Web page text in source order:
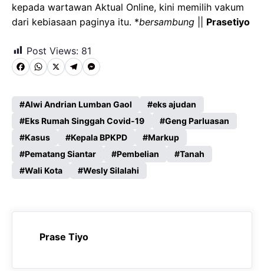
kepada wartawan Aktual Online, kini memilih vakum
dari kebiasaan paginya itu. *bersambung Prasetiyo
Post Views: 81
F
c
e
b
o
o
W
a
t
s
A
p
X T
l
e
g
r
a
M
s
s
e
n
g
Alwi Andrian Lumban Gaol
eks ajudan
Eks Rumah Singgah Covid-19
Geng Parluasan
Kasus
Kepala BPKPD
Markup
Pematang Siantar
Pembelian
Tanah
Wali Kota
Wesly Silalahi
Prase Tiyo